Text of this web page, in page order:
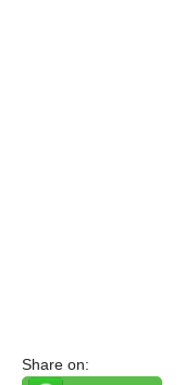
Share on: